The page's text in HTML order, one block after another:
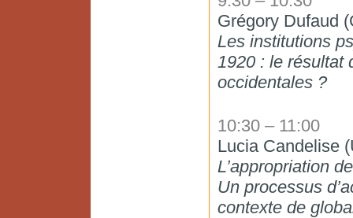
Grégory Dufaud
Les institutions
1920 : le résultat
occidentales ?
10:30 – 11:00
Lucia Candelise
L’appropriation
Un processus
contexte de